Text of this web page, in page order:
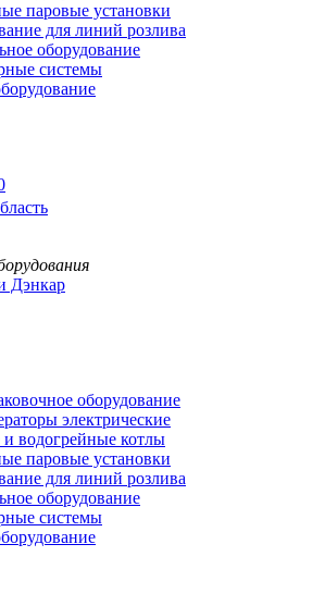
паровые установки
для линий розлива
оборудование
системы
оборудование
электрические
водогрейные котлы
паровые установки
для линий розлива
оборудование
системы